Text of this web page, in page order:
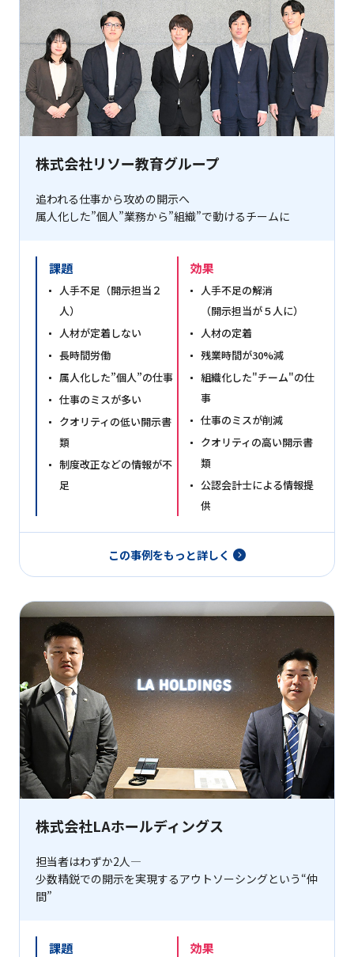
株式会社リソー教育グループ
追われる仕事から攻めの開示へ
属人化した”個人”業務から”組織”で動けるチームに
課題
人手不足（開示担当２
人）
人材が定着しない
長時間労働
属人化した”個人”の仕事
仕事のミスが多い
クオリティの低い開示書
類
制度改正などの情報が不
足
効果
人手不足の解消
（開示担当が５人に）
人材の定着
残業時間が30%減
組織化した"チーム"の仕
事
仕事のミスが削減
クオリティの高い開示書
類
公認会計士による情報提
供
この事例をもっと詳しく
株式会社LAホールディングス
担当者はわずか2人―
少数精鋭での開示を実現するアウトソーシングという“仲
間”
課題 効果